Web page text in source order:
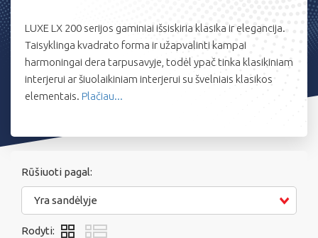
LUXE LX 200 serijos gaminiai išsiskiria klasika ir elegancija.
Taisyklinga kvadrato forma ir užapvalinti kampai
harmoningai dera tarpusavyje, todėl ypač tinka klasikiniam
interjerui ar šiuolaikiniam interjerui su švelniais klasikos
elementais. Plačiau...
Rūšiuoti pagal:
Yra sandėlyje
Rodyti: